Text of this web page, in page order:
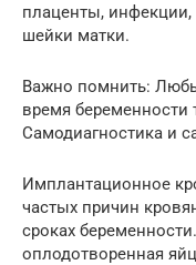
плаценты,
шейки матки.
Важно помнить:
время беременности
Самодиагностика и
Имплантационное
частых причин
сроках
оплодотворенная